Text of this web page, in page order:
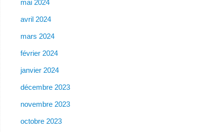
mai 2024
avril 2024
mars 2024
février 2024
janvier 2024
décembre 2023
novembre 2023
octobre 2023